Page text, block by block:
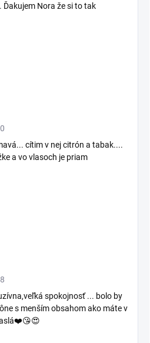
Nora že si to tak
cítim v nej citrón a tabak....
a vo vlasoch je priam
spokojnosť ... bolo by
s menším obsahom ako máte v